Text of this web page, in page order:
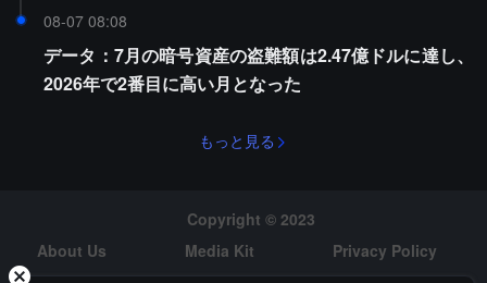
08-07 08:08
データ：7月の暗号資産の盗難額は2.47億ドルに達し、
2026年で2番目に高い月となった
もっと見る
Copyright © 2023
About Us
Media Kit
Privacy Policy